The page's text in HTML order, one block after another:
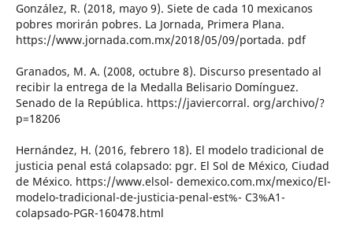
González, R. (2018, mayo 9). Siete de cada 10 mexicanos
pobres morirán pobres. La Jornada, Primera Plana.
https://www.jornada.com.mx/2018/05/09/portada. pdf
Granados, M. A. (2008, octubre 8). Discurso presentado al
recibir la entrega de la Medalla Belisario Domínguez.
Senado de la República. https://javiercorral. org/archivo/?
p=18206
Hernández, H. (2016, febrero 18). El modelo tradicional de
justicia penal está colapsado: pgr. El Sol de México, Ciudad
de México. https://www.elsol- demexico.com.mx/mexico/El-
modelo-tradicional-de-justicia-penal-est%- C3%A1-
colapsado-PGR-160478.html